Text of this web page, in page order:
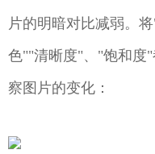
片的明暗对比减弱。
色""清晰度"、"饱和度
察图片的变化：